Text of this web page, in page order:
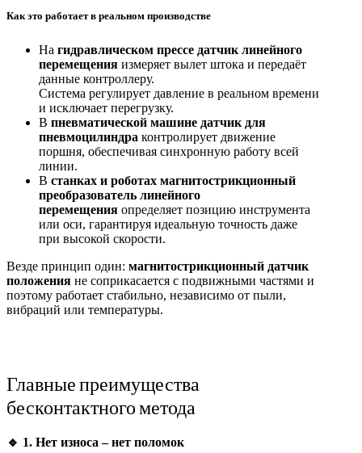
Как это работает в реальном производстве
На гидравлическом прессе датчик линейного
перемещения измеряет вылет штока и передаёт
данные контроллеру.
Система регулирует давление в реальном времени
и исключает перегрузку.
В пневматической машине датчик для
пневмоцилиндра контролирует движение
поршня, обеспечивая синхронную работу всей
линии.
В станках и роботах магнитострикционный
преобразователь линейного
перемещения определяет позицию инструмента
или оси, гарантируя идеальную точность даже
при высокой скорости.
Везде принцип один: магнитострикционный датчик
положения не соприкасается с подвижными частями и
поэтому работает стабильно, независимо от пыли,
вибраций или температуры.
Главные преимущества
бесконтактного метода
🔹 1. Нет износа – нет поломок